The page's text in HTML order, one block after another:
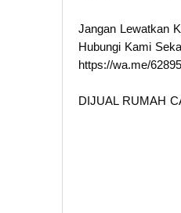
Jangan Lewatkan
Hubungi Kami
https://wa.me/
DIJUAL RUMAH